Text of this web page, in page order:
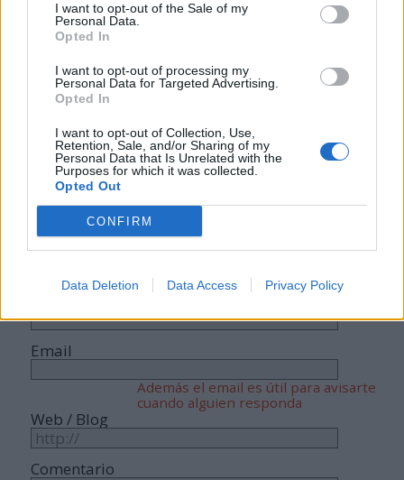
I want to opt-out of the Sale of my
Personal Data.
Opted In
I want to opt-out of processing my
Personal Data for Targeted Advertising.
Opted In
I want to opt-out of Collection, Use,
Retention, Sale, and/or Sharing of my
Personal Data that Is Unrelated with the
Purposes for which it was collected.
Opted Out
CONFIRM
Data Deletion Data Access Privacy Policy
Comentarios
Cristina
07/09/2022
Responder
Déjanos tu comentario.
Requerimos que seas usuario de concursator
para comentar. Si no lo eres te enviaremos un
e-mail con un enlace para la activación de tu
Email
Además el email es útil para avisarte
cuando alguien responda
Web / Blog
Comentario